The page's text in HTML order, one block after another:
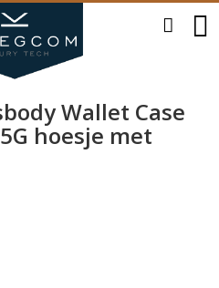
Wallet Case
hoesje met